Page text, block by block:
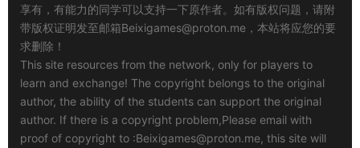
享有，有能力的同学可以支持一下原作者。如有版权问题，请附
带版权证明发至邮箱Beixigames@proton.me ，本站将应您的要
求删除！
This site resources from the network, only for players to
learn and exchange! The copyright belongs to the original
author, the ability of the students can support the original
author. If there is a copyright problem,Please email with
proof of copyright to :Beixigames@proton.me, this site will